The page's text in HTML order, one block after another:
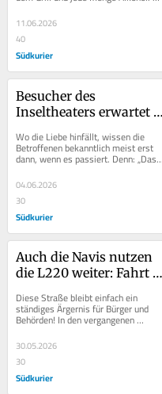
feiern vermutlich wieder manche...
11.06.2026
40
Südkurier
Besucher des
Inseltheaters erwartet
Kreuzfahrt ins
Liebesglück
Wo die Liebe hinfällt, wissen die
Betroffenen bekanntlich meist erst
dann, wenn es passiert. Denn: „Das
Leben hat immer Überraschungen
parat“,...
04.06.2026
30
Südkurier
Auch die Navis nutzen
die L220 weiter: Fahrt
kann richtig teuer
werden
Diese Straße bleibt einfach ein
ständiges Ärgernis für Bürger und
Behörden! In den vergangenen
Wochen sind vermehrt Autos und
teils größere...
30.05.2026
30
Südkurier